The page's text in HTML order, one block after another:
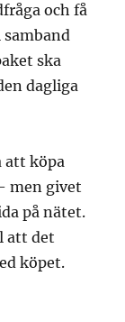
och få
ska
dagliga
att köpa
men givet
på nätet.
att det
köpet.